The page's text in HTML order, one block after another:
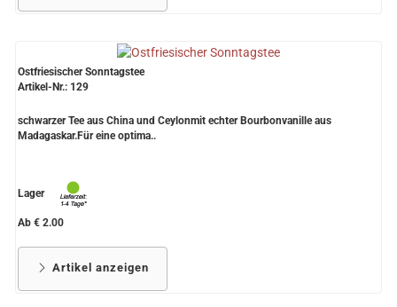
Ostfriesischer Sonntagstee
Artikel-Nr.: 129
schwarzer Tee aus China und Ceylonmit echter Bourbonvanille aus
Madagaskar.Für eine optima..
Lager
Ab € 2.00
Artikel anzeigen